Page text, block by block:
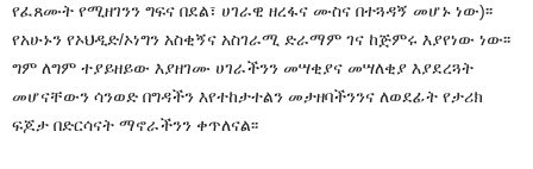
የፈጸሙት የሚዘገንን ግፍና በደል፣ ሀገራዊ ዘረፋና ሙስና በተጓዳኝ መሆኑ ነው)፡፡
የአሁኑን የኦህዲድ/ኦነግን አስቂኝና አስገራሚ ድራማም ገና ከጅምሩ እያየነው ነው፡፡
ግም ለግም ተያይዘይው እያዘገሙ ሀገራችንን መሣቂያና መሣለቂያ እያደረጓት
መሆናቸውን ሳንወድ በግዳችን እየተከታተልን መታዘባችንንና ለወደፊት የታሪክ
ፍጆታ በድርሳናት ማኖራችንን ቀጥለናል፡፡